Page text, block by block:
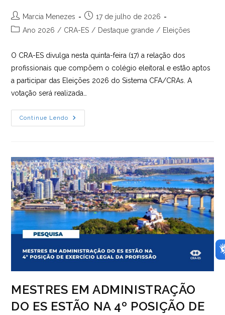
Autor
do
Marcia Menezes
Post
publicado:
17 de julho de 2026
Categoria
Ano 2026 / CRA-ES / Destaque grande / Eleições
O CRA-ES divulga nesta quinta-feira (17) a relação dos
profissionais que compõem o colégio eleitoral e estão aptos
a participar das Eleições 2026 do Sistema CFA/CRAs. A
votação será realizada…
Continue Lendo
A
VOTAÇÃO
DE
OUTUBRO
MESTRES EM ADMINISTRAÇÃO
DO ES ESTÃO NA 4º POSIÇÃO DE